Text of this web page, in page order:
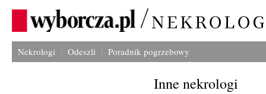
Nekrologi Odeszli Poradnik pogrzebowy
Inne nekrologi